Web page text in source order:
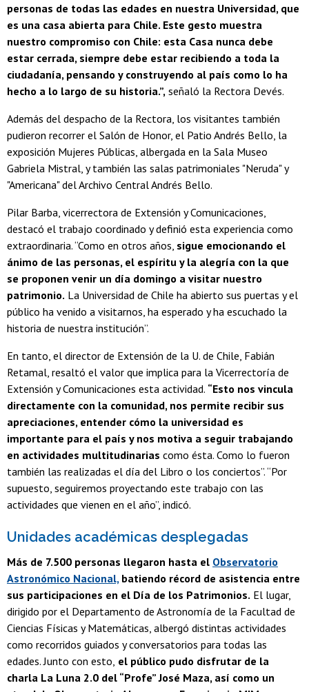
personas de todas las edades en nuestra Universidad, que
es una casa abierta para Chile. Este gesto muestra
nuestro compromiso con Chile: esta Casa nunca debe
estar cerrada, siempre debe estar recibiendo a toda la
ciudadanía, pensando y construyendo al país como lo ha
hecho a lo largo de su historia.”, señaló la Rectora Devés.
Además del despacho de la Rectora, los visitantes también
pudieron recorrer el Salón de Honor, el Patio Andrés Bello, la
exposición Mujeres Públicas, albergada en la Sala Museo
Gabriela Mistral, y también las salas patrimoniales "Neruda" y
"Americana" del Archivo Central Andrés Bello.
Pilar Barba, vicerrectora de Extensión y Comunicaciones,
destacó el trabajo coordinado y definió esta experiencia como
extraordinaria. “Como en otros años, sigue emocionando el
ánimo de las personas, el espíritu y la alegría con la que
se proponen venir un día domingo a visitar nuestro
patrimonio. La Universidad de Chile ha abierto sus puertas y el
público ha venido a visitarnos, ha esperado y ha escuchado la
historia de nuestra institución”.
En tanto, el director de Extensión de la U. de Chile, Fabián
Retamal, resaltó el valor que implica para la Vicerrectoría de
Extensión y Comunicaciones esta actividad. “Esto nos vincula
directamente con la comunidad, nos permite recibir sus
apreciaciones, entender cómo la universidad es
importante para el país y nos motiva a seguir trabajando
en actividades multitudinarias como ésta. Como lo fueron
también las realizadas el día del Libro o los conciertos”. “Por
supuesto, seguiremos proyectando este trabajo con las
actividades que vienen en el año”, indicó.
Unidades académicas desplegadas
Más de 7.500 personas llegaron hasta el Observatorio
Astronómico Nacional, batiendo récord de asistencia entre
sus participaciones en el Día de los Patrimonios. El lugar,
dirigido por el Departamento de Astronomía de la Facultad de
Ciencias Físicas y Matemáticas, albergó distintas actividades
como recorridos guiados y conversatorios para todas las
edades. Junto con esto, el público pudo disfrutar de la
charla La Luna 2.0 del “Profe” José Maza, así como un